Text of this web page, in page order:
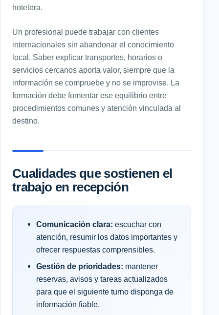
hotelera.
Un profesional puede trabajar con clientes
internacionales sin abandonar el conocimiento
local. Saber explicar transportes, horarios o
servicios cercanos aporta valor, siempre que la
información se compruebe y no se improvise. La
formación debe fomentar ese equilibrio entre
procedimientos comunes y atención vinculada al
destino.
Cualidades que sostienen el
trabajo en recepción
Comunicación clara: escuchar con
atención, resumir los datos importantes y
ofrecer respuestas comprensibles.
Gestión de prioridades: mantener
reservas, avisos y tareas actualizados
para que el siguiente turno disponga de
información fiable.